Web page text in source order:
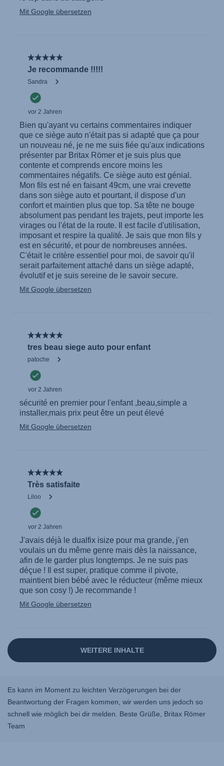
Es kann im Moment zu leichten Verzögerungen bei der
Beantwortung der Fragen kommen, wir werden uns jedoch so
schnell wie möglich bei dir melden. Beste Grüße, Britax Römer
Team